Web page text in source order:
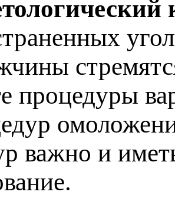
процедуры
важно и